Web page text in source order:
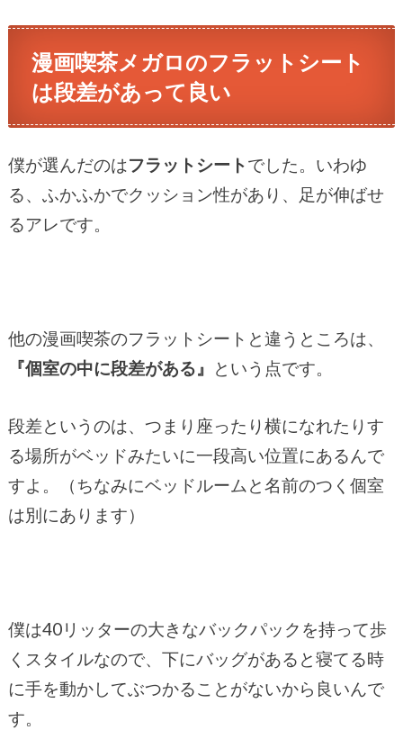
漫画喫茶メガロのフラットシート
は段差があって良い
僕が選んだのはフラットシートでした。いわゆ
る、ふかふかでクッション性があり、足が伸ばせ
るアレです。
他の漫画喫茶のフラットシートと違うところは、
『個室の中に段差がある』 という点です。
段差というのは、つまり座ったり横になれたりす
る場所がベッドみたいに一段高い位置にあるんで
すよ。（ちなみにベッドルームと名前のつく個室
は別にあります）
僕は40リッターの大きなバックパックを持って歩
くスタイルなので、下にバッグがあると寝てる時
に手を動かしてぶつかることがないから良いんで
す。